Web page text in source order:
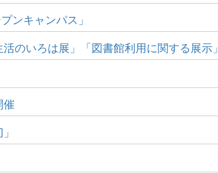
ンキャンパス」
のいろは展」「図書館利用に関する展示」
催